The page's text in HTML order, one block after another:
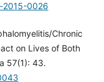
2015-0026
Chronic
on Lives of Both
57(1): 43.